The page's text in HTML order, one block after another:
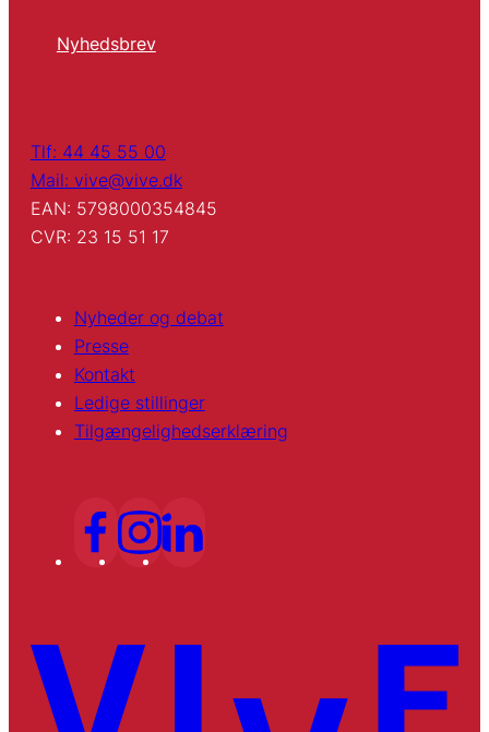
Nyhedsbrev
Tlf: 44 45 55 00
Mail: vive@vive.dk
EAN: 5798000354845
CVR: 23 15 51 17
Nyheder og debat
Presse
Kontakt
Ledige stillinger
Tilgængelighedserklæring